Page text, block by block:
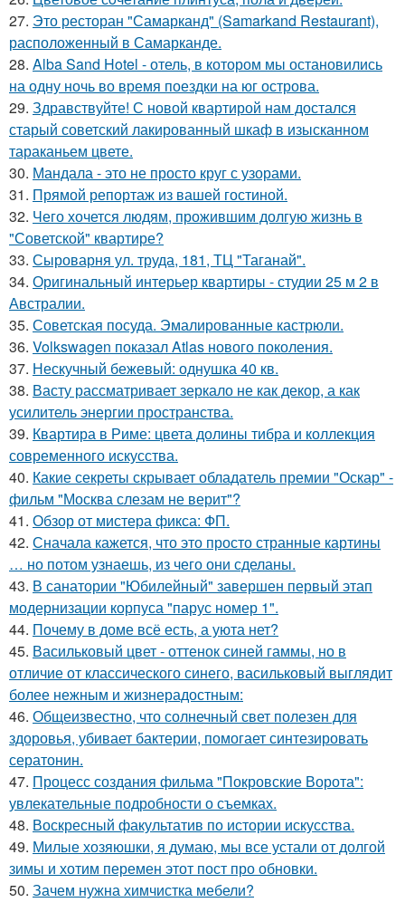
27. Это ресторан "Самарканд" (Samarkand Restaurant),
расположенный в Самарканде.
28. Alba Sand Hotel - отель, в котором мы остановились
на одну ночь во время поездки на юг острова.
29. Здравствуйте! С новой квартирой нам достался
старый советский лакированный шкаф в изысканном
тараканьем цвете.
30. Мандала - это не просто круг с узорами.
31. Прямой репортаж из вашей гостиной.
32. Чего хочется людям, прожившим долгую жизнь в
"Советской" квартире?
33. Сыроварня ул. труда, 181, ТЦ "Таганай".
34. Оригинальный интерьер квартиры - студии 25 м 2 в
Австралии.
35. Советская посуда. Эмалированные кастрюли.
36. Volkswagen показал Atlas нового поколения.
37. Нескучный бежевый: однушка 40 кв.
38. Васту рассматривает зеркало не как декор, а как
усилитель энергии пространства.
39. Квартира в Риме: цвета долины тибра и коллекция
современного искусства.
40. Какие секреты скрывает обладатель премии "Оскар" -
фильм "Москва слезам не верит"?
41. Обзор от мистера фикса: ФП.
42. Сначала кажется, что это просто странные картины
… но потом узнаешь, из чего они сделаны.
43. В санатории "Юбилейный" завершен первый этап
модернизации корпуса "парус номер 1".
44. Почему в доме всё есть, а уюта нет?
45. Васильковый цвет - оттенок синей гаммы, но в
отличие от классического синего, васильковый выглядит
более нежным и жизнерадостным:
46. Общеизвестно, что солнечный свет полезен для
здоровья, убивает бактерии, помогает синтезировать
сератонин.
47. Процесс создания фильма "Покровские Ворота":
увлекательные подробности о съемках.
48. Воскресный факультатив по истории искусства.
49. Милые хозяюшки, я думаю, мы все устали от долгой
зимы и хотим перемен этот пост про обновки.
50. Зачем нужна химчистка мебели?